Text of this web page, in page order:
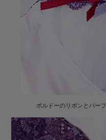
ボルドーのリボンとパー